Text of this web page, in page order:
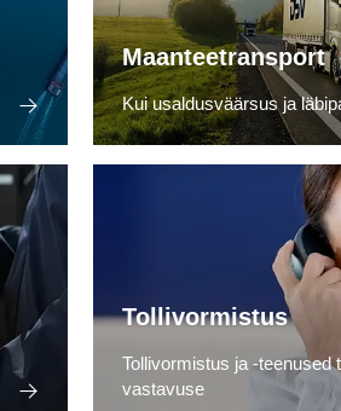
Maanteetransport
Kui usaldusväärsus ja
Tollivormistus
Tollivormistus ja -teenused
vastavuse